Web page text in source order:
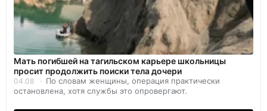
Мать погибшей на тагильском карьере школьницы
просит продолжить поиски тела дочери
04.08
По словам женщины, операция практически
остановлена, хотя службы это опровергают.